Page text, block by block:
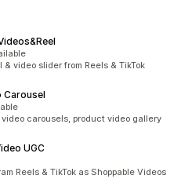
video slider from Reels & TikTok
Carousel
carousels, product video gallery
UGC
Reels & TikTok as Shoppable Videos